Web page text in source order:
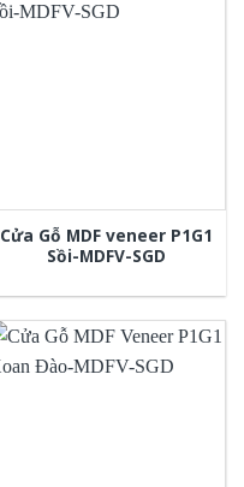
Cửa Gỗ MDF veneer P1G1
Sồi-MDFV-SGD